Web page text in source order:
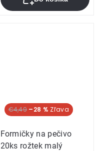
€4,49 –28 %
Formičky na pečivo
20ks rožtek malý